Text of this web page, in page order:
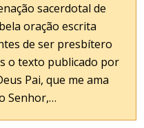
sacerdotal de
oração escrita
de ser presbítero
o texto publicado por
Pai, que me ama
Senhor,…